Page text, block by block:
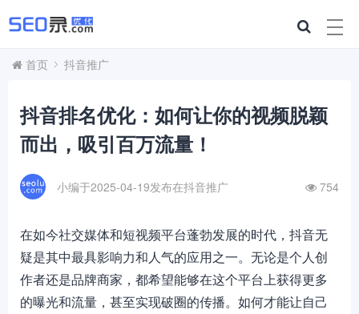
首页 抖音推广
抖音排名优化：如何让你的视频脱颖
而出，吸引百万流量！
小编于2025-04-19发布在抖音推广 754
在如今社交媒体和短视频平台蓬勃发展的时代，抖音无
疑是其中最具影响力和人气的应用之一。无论是个人创
作者还是品牌商家，都希望能够在这个平台上获得更多
的曝光和流量，甚至实现破圈的传播。如何才能让自己